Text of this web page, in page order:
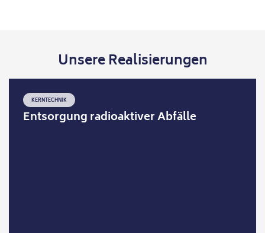
Unsere Realisierungen
KERNTECHNIK
Entsorgung radioaktiver Abfälle